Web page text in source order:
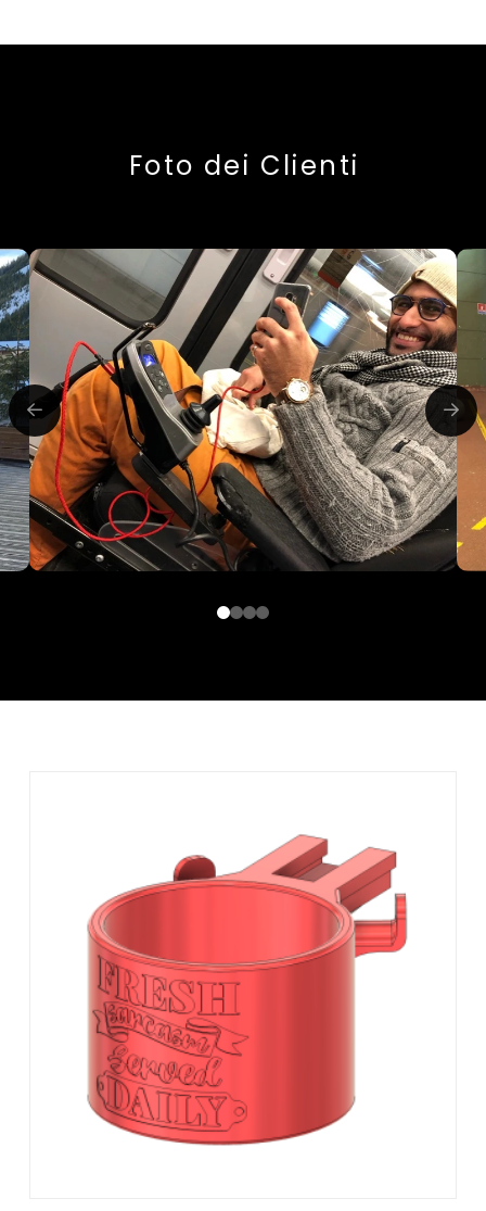
Foto dei Clienti
01 2 3